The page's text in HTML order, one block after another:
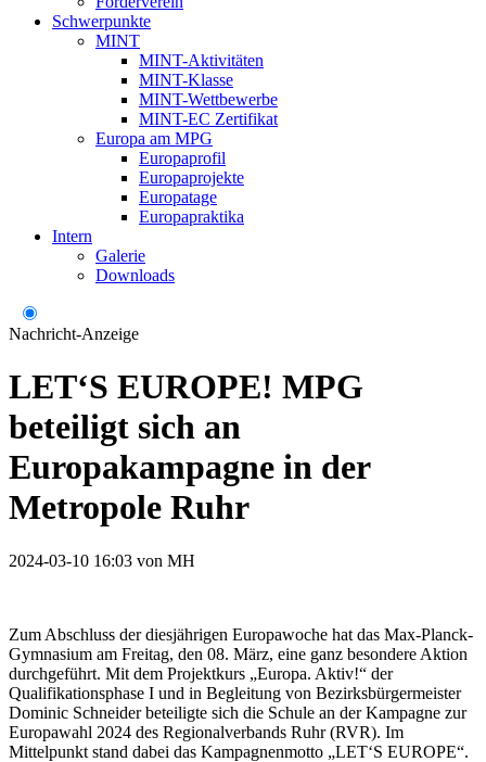
Schwerpunkte
MINT
MINT-Aktivitäten
MINT-Klasse
MINT-Wettbewerbe
MINT-EC Zertifikat
Europa am MPG
Europaprofil
Europaprojekte
Europatage
Europapraktika
Intern
Galerie
Downloads
Nachricht-Anzeige
LET‘S EUROPE! MPG
beteiligt sich an
Europakampagne in der
Metropole Ruhr
2024-03-10 16:03 von MH
Zum Abschluss der diesjährigen Europawoche hat das Max-Planck-
Gymnasium am Freitag, den 08. März, eine ganz besondere Aktion
durchgeführt. Mit dem Projektkurs „Europa. Aktiv!“ der
Qualifikationsphase I und in Begleitung von Bezirksbürgermeister
Dominic Schneider beteiligte sich die Schule an der Kampagne zur
Europawahl 2024 des Regionalverbands Ruhr (RVR). Im
Mittelpunkt stand dabei das Kampagnenmotto „LET‘S EUROPE“.